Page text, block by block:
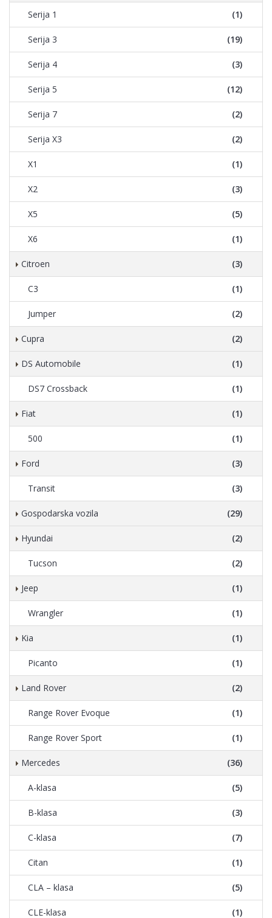
Serija 1 (1)
Serija 3 (19)
Serija 4 (3)
Serija 5 (12)
Serija 7 (2)
Serija X3 (2)
X1 (1)
X2 (3)
X5 (5)
X6 (1)
Citroen (3)
C3 (1)
Jumper (2)
Cupra (2)
DS Automobile (1)
DS7 Crossback (1)
Fiat (1)
500 (1)
Ford (3)
Transit (3)
Gospodarska vozila (29)
Hyundai (2)
Tucson (2)
Jeep (1)
Wrangler (1)
Kia (1)
Picanto (1)
Land Rover (2)
Range Rover Evoque (1)
Range Rover Sport (1)
Mercedes (36)
A-klasa (5)
B-klasa (3)
C-klasa (7)
Citan (1)
CLA – klasa (5)
CLE-klasa (1)